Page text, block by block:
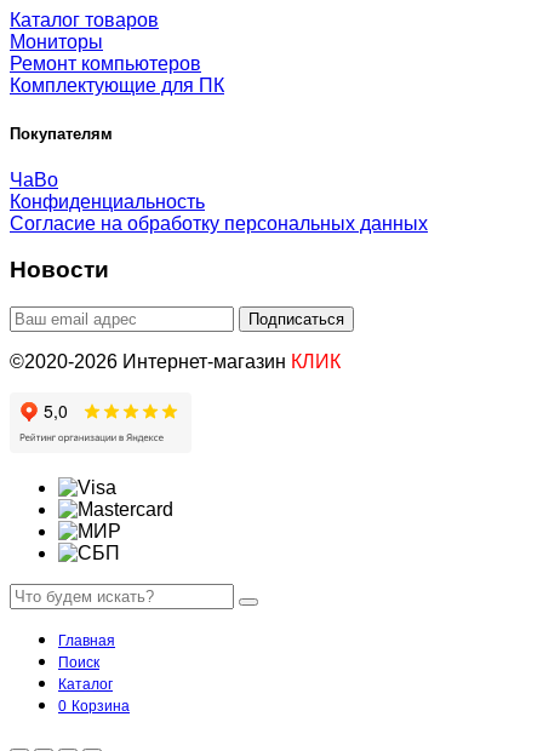
Каталог товаров
Мониторы
Ремонт компьютеров
Комплектующие для ПК
Покупателям
ЧаВо
Конфиденциальность
Согласие на обработку персональных данных
Новости
©2020-2026 Интернет-магазин КЛИК
Главная
Поиск
Каталог
0 Корзина